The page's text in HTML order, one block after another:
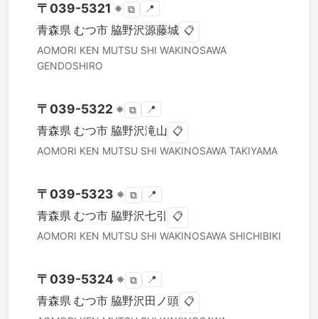
〒 039-5321 ※ ⧉ 📍
青森県 むつ市 脇野沢源藤城 📋
AOMORI KEN MUTSU SHI WAKINOSAWA
GENDOSHIRO
〒 039-5322 ※ ⧉ 📍
青森県 むつ市 脇野沢滝山 📋
AOMORI KEN MUTSU SHI WAKINOSAWA TAKIYAMA
〒 039-5323 ※ ⧉ 📍
青森県 むつ市 脇野沢七引 📋
AOMORI KEN MUTSU SHI WAKINOSAWA SHICHIBIKI
〒 039-5324 ※ ⧉ 📍
青森県 むつ市 脇野沢田ノ頭 📋